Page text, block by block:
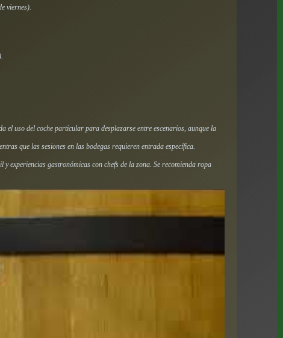
viernes).
el uso del coche particular para desplazarse entre escenarios, aunque la
que las sesiones en las bodegas requieren entrada específica.
experiencias gastronómicas con chefs de la zona. Se recomienda ropa